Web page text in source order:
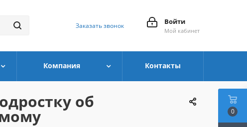
Войти
Мой кабинет
Заказать звонок
Компания Контакты
об 0